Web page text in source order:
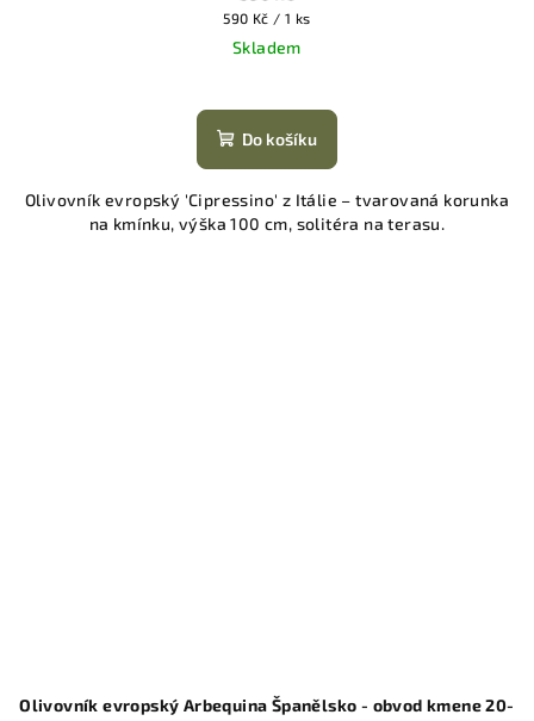
Měrná
cena:
590 Kč / 1 ks
Skladem
Do košíku
Olivovník evropský 'Cipressino' z Itálie – tvarovaná korunka
na kmínku, výška 100 cm, solitéra na terasu.
Olivovník evropský Arbequina Španělsko - obvod kmene 20-